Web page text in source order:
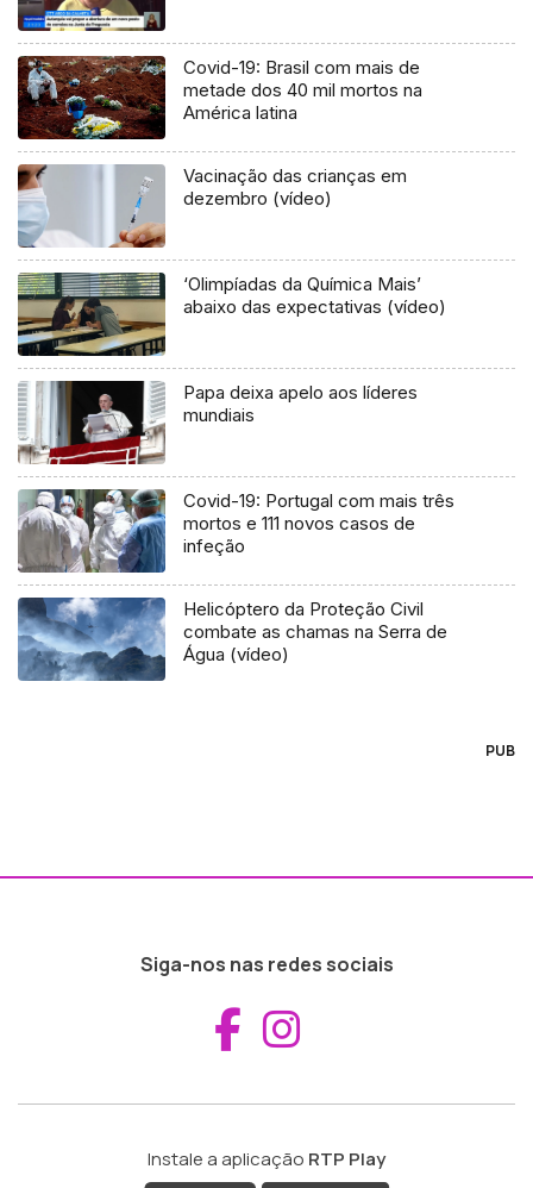
Covid-19: Brasil com mais de
metade dos 40 mil mortos na
América latina
Vacinação das crianças em
dezembro (vídeo)
‘Olimpíadas da Química Mais’
abaixo das expectativas (vídeo)
Papa deixa apelo aos líderes
mundiais
Covid-19: Portugal com mais três
mortos e 111 novos casos de
infeção
Helicóptero da Proteção Civil
combate as chamas na Serra de
Água (vídeo)
PUB
Siga-nos nas redes sociais
Aceder ao
Instale a aplicação RTP Play